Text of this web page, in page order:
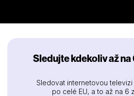
Sledujte kdekoliv až
Sledovat internetovou
po celé EU, a to až na 6